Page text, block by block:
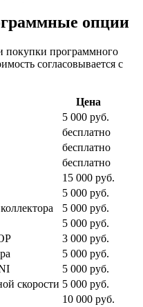
опции
покупки программного
согласовывается с
Цена
5 000 руб.
бесплатно
бесплатно
бесплатно
15 000 руб.
5 000 руб.
5 000 руб.
5 000 руб.
3 000 руб.
5 000 руб.
5 000 руб.
скорости 5 000 руб.
10 000 руб.